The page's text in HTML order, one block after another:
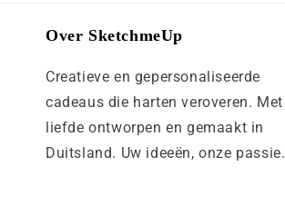
Over SketchmeUp
Creatieve en gepersonaliseerde
cadeaus die harten veroveren. Met
liefde ontworpen en gemaakt in
Duitsland. Uw ideeën, onze passie.